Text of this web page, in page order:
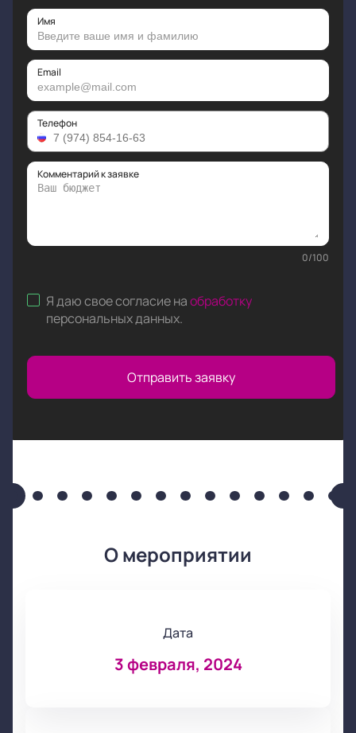
Имя
Email
Телефон
Комментарий к заявке
0/100
Я даю свое согласие наобработку
персональных данных.
Отправить заявку
О мероприятии
Дата
3 февраля, 2024